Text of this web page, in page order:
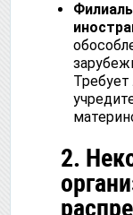
Требует
2.